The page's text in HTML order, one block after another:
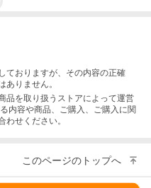
ておりますが、その内容の正確
ありません。
品を取り扱うストアによって運営
内容や商品、ご購入 、ご購入に関
わせください。
このページのトップへ